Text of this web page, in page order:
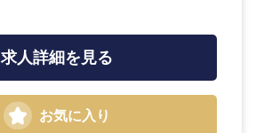
求人詳細を見る
お気に入り